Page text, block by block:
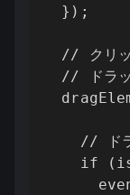
  });
// クリ
// ドラ
// ド
if